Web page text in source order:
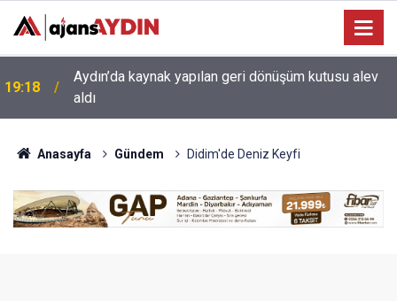
17:34 Aydın’da otomobil karşı şeritteki araca çarptı
Anasayfa Gündem Didim'de Deniz Keyfi